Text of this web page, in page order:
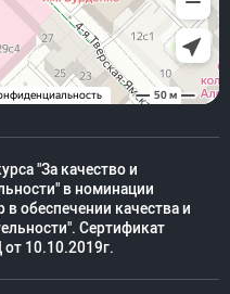
"За качество и
в номинации
обеспечении качества и
Сертификат
10.10.2019г.